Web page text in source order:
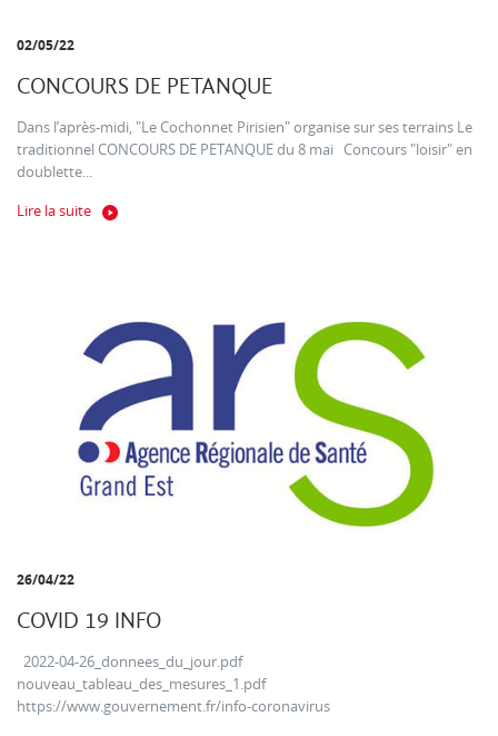
02/05/22
CONCOURS DE PETANQUE
Dans l’après-midi, "Le Cochonnet Pirisien" organise sur ses terrains Le
traditionnel CONCOURS DE PETANQUE du 8 mai Concours "loisir" en
doublette...
Lire la suite
26/04/22
COVID 19 INFO
2022-04-26_donnees_du_jour.pdf
nouveau_tableau_des_mesures_1.pdf
https://www.gouvernement.fr/info-coronavirus